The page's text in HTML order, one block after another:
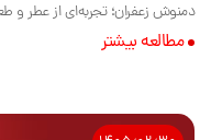
دمنوش زعفران؛ تجربه‌ای از عطر
مطالعه بیشتر